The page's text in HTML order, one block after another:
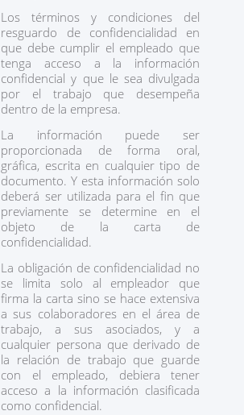
Los términos y condiciones del
resguardo de confidencialidad en
que debe cumplir el empleado que
tenga acceso a la información
confidencial y que le sea divulgada
por el trabajo que desempeña
dentro de la empresa.
La información puede ser
proporcionada de forma oral,
gráfica, escrita en cualquier tipo de
documento. Y esta información solo
deberá ser utilizada para el fin que
previamente se determine en el
objeto de la carta de
confidencialidad.
La obligación de confidencialidad no
se limita solo al empleador que
firma la carta sino se hace extensiva
a sus colaboradores en el área de
trabajo, a sus asociados, y a
cualquier persona que derivado de
la relación de trabajo que guarde
con el empleado, debiera tener
acceso a la información clasificada
como confidencial.